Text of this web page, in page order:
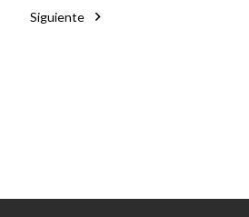
Siguiente 